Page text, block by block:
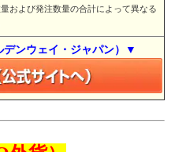
および発注数量の合計によって異なる
ンウェイ・ジャパン）▼